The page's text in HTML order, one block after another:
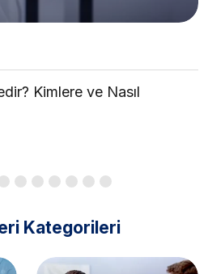
Kimlere ve Nasıl
Kategorileri